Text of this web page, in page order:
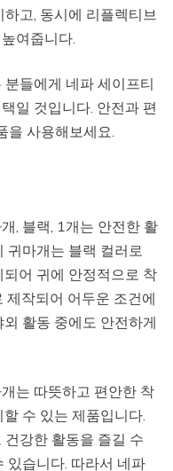
고, 동시에 리플렉티브
여줍니다.
들에게 네파 세이프티
일 것입니다. 안전과 편
을 사용해보세요.
, 블랙, 1개는 안전한 활
귀마개는 블랙 컬러로
어 귀에 안정적으로 착
제작되어 어두운 조건에
활동 중에도 안전하게
는 따뜻하고 편안한 착
수 있는 제품입니다.
강한 활동을 즐길 수
있습니다. 따라서 네파